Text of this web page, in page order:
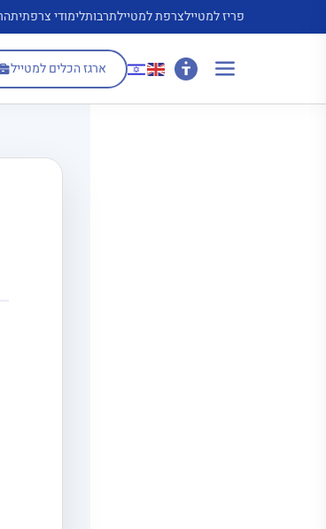
פריז למטיילצרפת למטיילתרבותלימודי צרפתית
ארגז הכלים למטייל